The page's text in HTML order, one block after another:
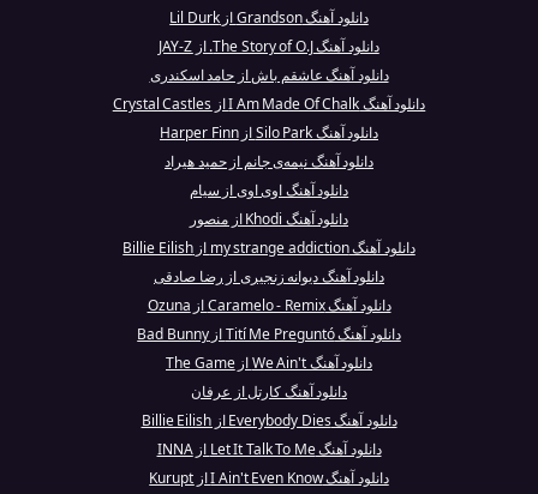
دانلود آهنگ Grandson از Lil Durk
دانلود آهنگ The Story of O.J. از JAY-Z
دانلود آهنگ عاشقم باش از حامد اسکندری
دانلود آهنگ I Am Made Of Chalk از Crystal Castles
دانلود آهنگ Silo Park از Harper Finn
دانلود آهنگ نیمه‌ی جانم از حمید هیراد
دانلود آهنگ اوی اوی از سیام
دانلود آهنگ Khodi از منصور
دانلود آهنگ my strange addiction از Billie Eilish
دانلود آهنگ دیوانه زنجیری از رضا صادقی
دانلود آهنگ Caramelo - Remix از Ozuna
دانلود آهنگ Tití Me Preguntó از Bad Bunny
دانلود آهنگ We Ain't از The Game
دانلود آهنگ کارتل از عرفان
دانلود آهنگ Everybody Dies از Billie Eilish
دانلود آهنگ Let It Talk To Me از INNA
دانلود آهنگ I Ain't Even Know از Kurupt